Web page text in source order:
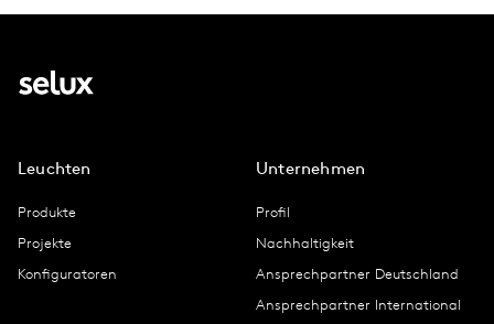
Leuchten
Produkte
Projekte
Konfiguratoren
Unternehmen
Profil
Nachhaltigkeit
Ansprechpartner Deutschland
Ansprechpartner International